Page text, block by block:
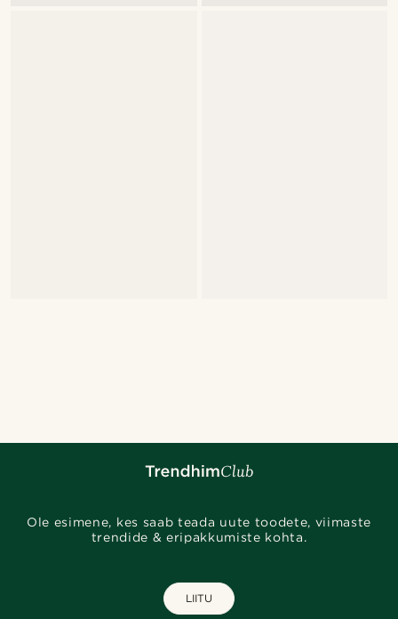
Ole esimene, kes saab teada uute toodete, viimaste
trendide & eripakkumiste kohta.
LIITU